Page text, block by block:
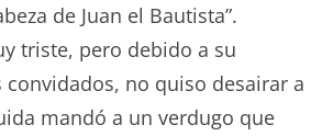
de Juan el Bautista”.
triste, pero debido a su
no quiso desairar a
mandó a un verdugo que